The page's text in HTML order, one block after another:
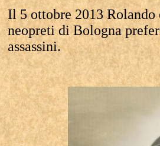
Il 5 ottobre 2013
neopreti di Bologna
assassini.